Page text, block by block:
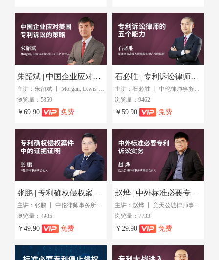
朱韶斌 | 中国企业应对美国专利诉讼的策略
主讲：朱韶斌 丨 Morgan, Lewis & Bockius LLP 合伙人
浏览量：5359
￥69.90 免费
石必胜 | 专利诉讼律师的五个能力
主讲：石必胜 丨 中伦律师事务所合伙人
浏览量：9462
￥59.90 免费
张鹏 | 专利确权侵权案件中的证据证明
主讲：张鹏 丨 中伦律师事务所合伙人
浏览量：4985
￥49.90 免费
赵烨 | 中外标准必要专利诉讼实务
主讲：赵烨 丨 竞天公诚律师事务所高级合伙人
浏览量：7733
￥29.90 免费